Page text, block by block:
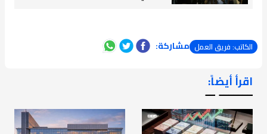
الكاتب: فريق العمل مشاركة:
اقرأ أيضاً:
ـــــــ ــ